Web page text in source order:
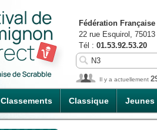
Classements Classique Jeunes
Fédération
22 rue Esquirol,
Tél : 01.53.92.53.20
Il y a actuellement